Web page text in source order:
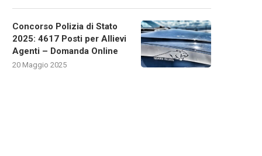
Concorso Polizia di Stato
2025: 4617 Posti per Allievi
Agenti – Domanda Online
20 Maggio 2025